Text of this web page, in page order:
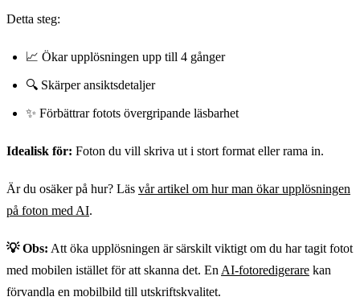
Detta steg:
📈 Ökar upplösningen upp till 4 gånger
🔍 Skärper ansiktsdetaljer
✨ Förbättrar fotots övergripande läsbarhet
Idealisk för: Foton du vill skriva ut i stort format eller rama in.
Är du osäker på hur? Läs vår artikel om hur man ökar upplösningen
på foton med AI.
💡 Obs: Att öka upplösningen är särskilt viktigt om du har tagit fotot
med mobilen istället för att skanna det. En AI-fotoredigerare kan
förvandla en mobilbild till utskriftskvalitet.